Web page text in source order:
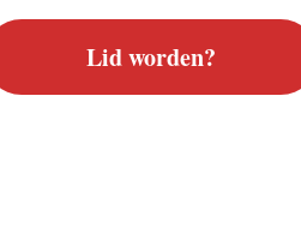
Lid worden?